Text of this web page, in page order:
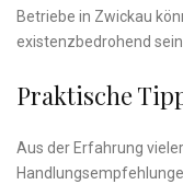
Betriebe in Zwickau
existenzbedrohend
Praktische
Aus der Erfahrung